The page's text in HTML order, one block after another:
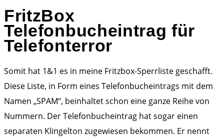
FritzBox
Telefonbucheintrag für
Telefonterror
Somit hat 1&1 es in meine Fritzbox-Sperrliste geschafft.
Diese Liste, in Form eines Telefonbucheintrags mit dem
Namen „SPAM“, beinhaltet schon eine ganze Reihe von
Nummern. Der Telefonbucheintrag hat sogar einen
separaten Klingelton zugewiesen bekommen. Er nennt